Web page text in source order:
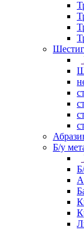
Б/у